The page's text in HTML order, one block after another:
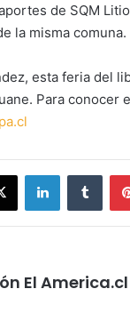
de SQM
la misma comuna.
esta feria del
Para conocer
X LinkedIn
El America.cl